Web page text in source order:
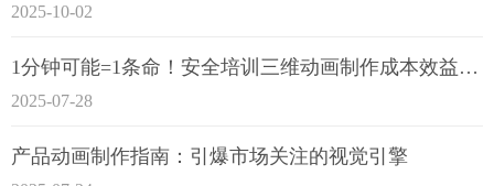
2025-10-02
1分钟可能=1条命！安全培训三维动画制作成本效益深度拆解
2025-07-28
产品动画制作指南：引爆市场关注的视觉引擎